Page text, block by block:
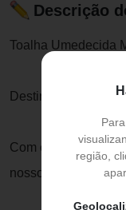
região,
Descrição
Toalha Umedecida
Destina-se mais
Com excelência em
nossos produtos.